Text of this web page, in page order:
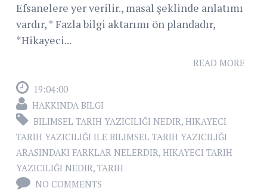
Efsanelere yer verilir., masal şeklinde anlatımı
vardır, * Fazla bilgi aktarımı ön plandadır,
*Hikayeci...
READ MORE
19:04:00
HAKKINDA BILGI
BILIMSEL TARIH YAZICILIĞI NEDIR, HIKAYECI
TARIH YAZICILIĞI ILE BILIMSEL TARIH YAZICILIĞI
ARASINDAKI FARKLAR NELERDIR, HIKAYECI TARIH
YAZICILIĞI NEDIR, TARIH
NO COMMENTS